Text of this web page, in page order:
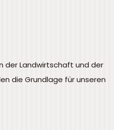
der Landwirtschaft und der
die Grundlage für unseren